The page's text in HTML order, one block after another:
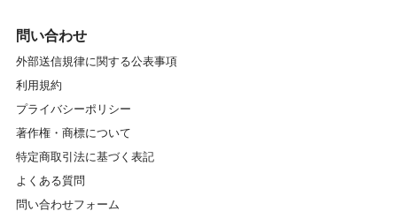
問い合わせ
外部送信規律に関する公表事項
利用規約
プライバシーポリシー
著作権・商標について
特定商取引法に基づく表記
よくある質問
問い合わせフォーム